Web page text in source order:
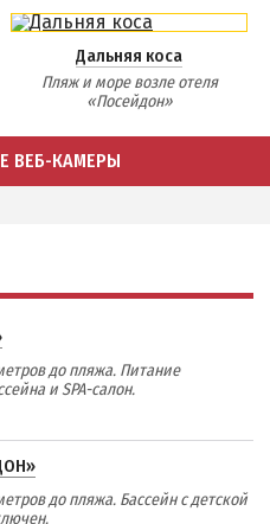
Дальняя коса
Пляж и море возле отеля
«Посейдон»
ВЕБ-КАМЕРЫ
до пляжа. Питание
и SPA-салон.
до пляжа. Бассейн с детской